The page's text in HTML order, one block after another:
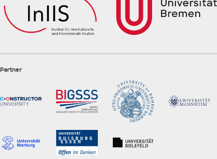
Partner